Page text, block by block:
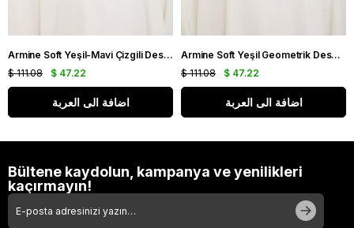
Armine Soft Yeşil-Mavi Çizgili Desen Sura İpek Eşarp IST9143-05
$ 47.22
$ 111.08
اضافة الى العربة
Armine Soft Yeşil Geometrik Desen Sura İpek Eşarp IST9149-54
$ 47.22
$ 111.08
اضافة الى العربة
Bültene kaydolun, kampanya ve yenilikleri
kaçırmayın!